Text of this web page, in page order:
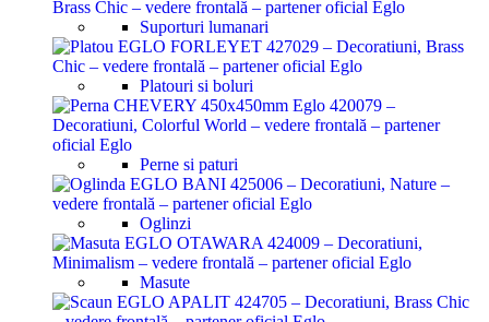
Suporturi lumanari
Platouri si boluri
Perne si paturi
Oglinzi
Masute